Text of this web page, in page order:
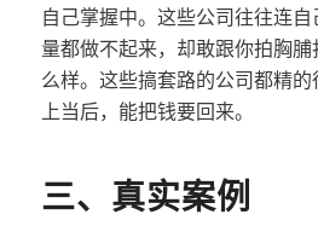
自己掌握中。这些公司往往连
量都做不起来，却敢跟你拍胸
么样。这些搞套路的公司都精
上当后，能把钱要回来。
三、真实案例